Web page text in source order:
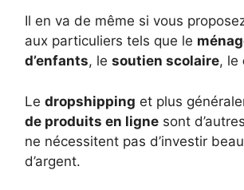
Il en va de même si vous
aux particuliers tels que le
d’enfants, le soutien scolaire, le
Le dropshipping et plus
de produits en ligne sont
ne nécessitent pas d’investir
d’argent.